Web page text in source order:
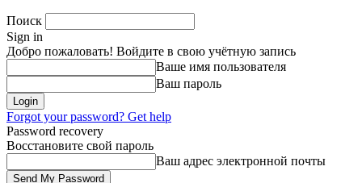
Поиск
Sign in
Добро пожаловать! Войдите в свою учётную запись
Ваше имя пользователя
Ваш пароль
Forgot your password? Get help
Password recovery
Восстановите свой пароль
Ваш адрес электронной почты